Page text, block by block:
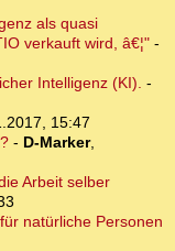
als quasi
verkauft wird, â€¦" -
Intelligenz (KI). -
15:47
- D-Marker,
Arbeit selber
natürliche Personen